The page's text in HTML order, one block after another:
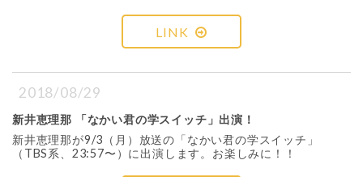
LINK
2018/08/29
新井恵理那 「なかい君の学スイッチ」出演！
新井恵理那が9/3（月）放送の「なかい君の学スイッチ」
（TBS系、23:57〜）に出演します。お楽しみに！！